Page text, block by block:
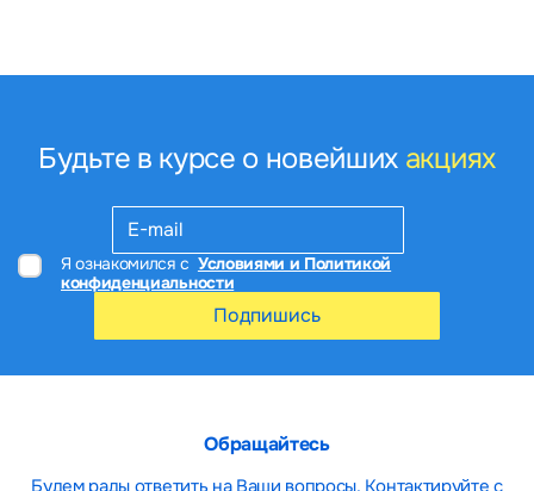
Будьте в курсе о новейших акциях
Я ознакомился с Условиями и Политикой
конфиденциальности
Подпишись
Обращайтесь
Будем рады ответить на Ваши вопросы. Контактируйте с